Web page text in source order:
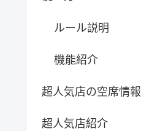
ルール説明
機能紹介
超人気店の空席情報
超人気店紹介